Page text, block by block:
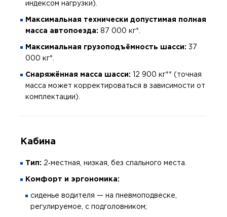
индексом нагрузки).
Максимальная технически допустимая полная
масса автопоезда: 87 000 кг*.
Максимальная грузоподъёмность шасси: 37
000 кг*.
Снаряжённая масса шасси: 12 900 кг** (точная
масса может корректироваться в зависимости от
комплектации).
Кабина
Тип: 2‑местная, низкая, без спального места.
Комфорт и эргономика:
сиденье водителя — на пневмоподвеске,
регулируемое, с подголовником;